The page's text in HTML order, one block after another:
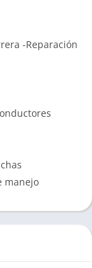
-Reparación
manejo